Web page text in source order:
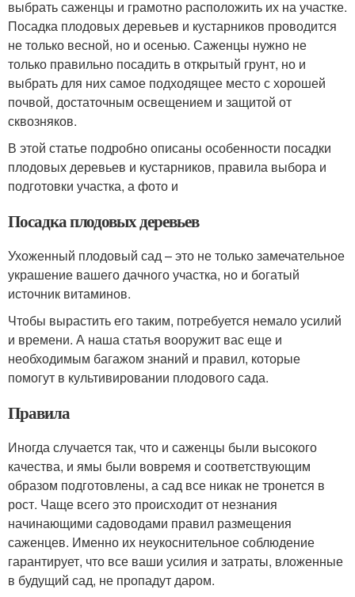
выбрать саженцы и грамотно расположить их на участке.
Посадка плодовых деревьев и кустарников проводится
не только весной, но и осенью. Саженцы нужно не
только правильно посадить в открытый грунт, но и
выбрать для них самое подходящее место с хорошей
почвой, достаточным освещением и защитой от
сквозняков.
В этой статье подробно описаны особенности посадки
плодовых деревьев и кустарников, правила выбора и
подготовки участка, а фото и
Посадка плодовых деревьев
Ухоженный плодовый сад – это не только замечательное
украшение вашего дачного участка, но и богатый
источник витаминов.
Чтобы вырастить его таким, потребуется немало усилий
и времени. А наша статья вооружит вас еще и
необходимым багажом знаний и правил, которые
помогут в культивировании плодового сада.
Правила
Иногда случается так, что и саженцы были высокого
качества, и ямы были вовремя и соответствующим
образом подготовлены, а сад все никак не тронется в
рост. Чаще всего это происходит от незнания
начинающими садоводами правил размещения
саженцев. Именно их неукоснительное соблюдение
гарантирует, что все ваши усилия и затраты, вложенные
в будущий сад, не пропадут даром.